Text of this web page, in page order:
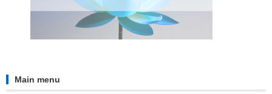
Main menu